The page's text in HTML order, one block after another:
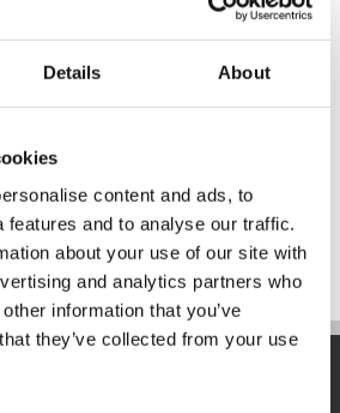
Details About
content and ads, to
features and to analyse our traffic.
about your use of our site with
and analytics partners who
information that you’ve
they’ve collected from your use
Detaljer